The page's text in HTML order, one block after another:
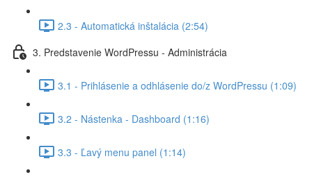
2.3 - Automatická inštalácia (2:54)
3. Predstavenie WordPressu - Administrácia
3.1 - Prihlásenie a odhlásenie do/z WordPressu (1:09)
3.2 - Nástenka - Dashboard (1:16)
3.3 - Ľavý menu panel (1:14)